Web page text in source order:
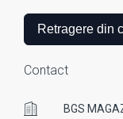
Retragere din
Contact
BGS